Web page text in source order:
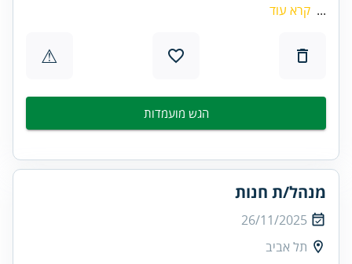
... קרא עוד
⚠
הגש מועמדות
מנהל/ת חנות
26/11/2025
תל אביב